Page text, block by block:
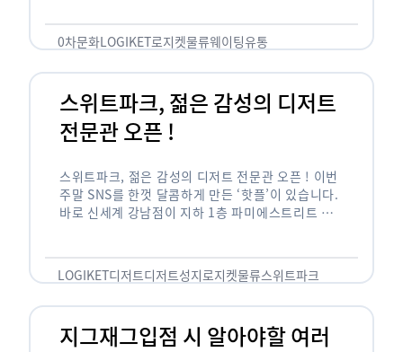
0차문화LOGIKET로지켓물류웨이팅유통
스위트파크, 젊은 감성의 디저트
전문관 오픈 !
스위트파크, 젊은 감성의 디저트 전문관 오픈 ! 이번
주말 SNS를 한껏 달콤하게 만든 ‘핫플’이 있습니다.
바로 신세계 강남점이 지하 1층 파미에스트리트 분
LOGIKET디저트디저트성지로지켓물류스위트파크
지그재그입점 시 알아야할 여러